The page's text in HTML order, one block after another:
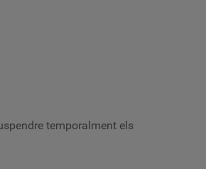
temporalment els